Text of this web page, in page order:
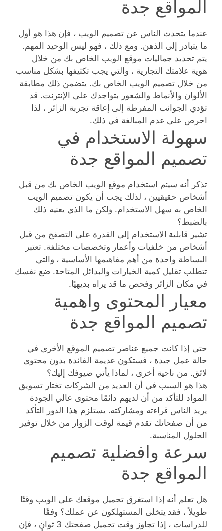
المواقع جدة
عندما يتحدث الناس عن تصميم الويب ، فإن هذا هو أول
ما يتبادر إلى الذهن. ومع ذلك ، فهو ليس الوحيد المهم.
يتم تحديد جماليات موقع الويب الخاص بك من خلال
هوية علامتك التجارية ، والتي يجب تكثيفها بشكل مناسب
من خلال تصميم الويب الخاص بك. يتضمن ذلك مطابقة
الألوان والأنماط والشعور بتواجدك على الإنترنت. قد
تؤدي الجوانب المفرطة إلى إعاقة تجربة الزائر ، لذا
احرص على عدم المبالغة في ذلك.
سهولة الاستخدام في
تصميم المواقع جدة
تذكر أنه سيتم استخدام موقع الويب الخاص بك من قبل
أشخاص حقيقيين ، لذلك يجب أن يكون تصميم الويب
الخاص به سهل الاستخدام. ولكن ما الذي يعنيه ذلك
بالضبط؟
تشير قابلية الاستخدام إلى القدرة على التصفح من قبل
أشخاص من خلفيات وأعمار وتخصصات مختلفة. تعتبر
البساطة واحدة من أهم مفاهيمها الأساسية ، والتي
تتطلب تقليل كمية الخيارات والبدائل المتاحة. ضع نفسك
في مكان الزائر وفحص ما قد يراه بديهيًا.
معيار المحتوى واهمية
تصميم المواقع جدة
حتى إذا كانت جميع عناصر تصميم الموقع الأخرى في
حالة عمل جيدة ، فستكون عديمة الفائدة بدون محتوى
لائق. من ناحية أخرى ، لماذا يأتي ضيوفك إليك؟
هذا هو السبب في أن العديد من الشركات تختار تسويق
المواد للتأكد من أن لديهم دائمًا محتوى عالي الجودة
يريد الناس قراءته ومشاركته. يستلزم هذا الدور التأكد
من أن صفحاتك تقدم قيمة لوقت الزوار من خلال توفير
الحلول المناسبة.
سرعة وافضلية تصميم
المواقع جدة
هل تعلم أنه إذا استغرق تحميل موقعك على الويب وقتًا
طويلاً ، فقد يتخلى المستهلكون عن عملك؟ وفقًا
للدراسات ، إذا تجاوز وقت تحميل صفحتك 3 ثوانٍ ، فإن